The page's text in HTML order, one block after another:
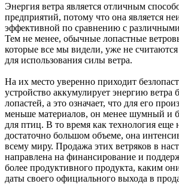
Энергия ветра является отличным
предприятий, потому что она является
эффективной по сравнению с
Тем не менее, обычные лопастные
которые все мы видели, уже не
для использования силы ветра.
На их место уверенно приходит
устройство аккумулирует энергию ветра
лопастей, а это означает, что для его
меньше материалов, он менее шумный и
для птиц. В то время как технология еще
достаточно большом объеме, она
всему миру. Продажа этих ветряков в
направлена на финансирование и
более продуктивного продукта, каким
даты своего официального выхода в